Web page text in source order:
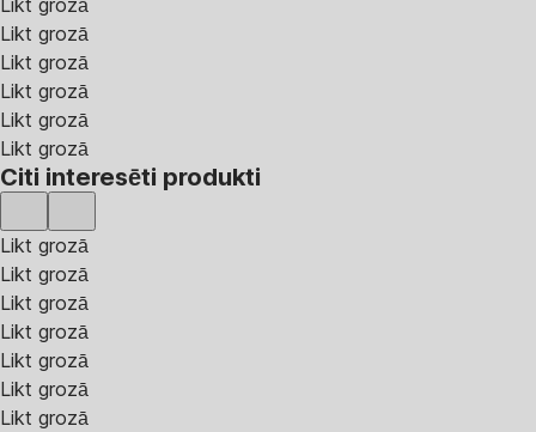
Likt grozā
Likt grozā
Likt grozā
Likt grozā
Likt grozā
Citi interesēti produkti
Likt grozā
Likt grozā
Likt grozā
Likt grozā
Likt grozā
Likt grozā
Likt grozā